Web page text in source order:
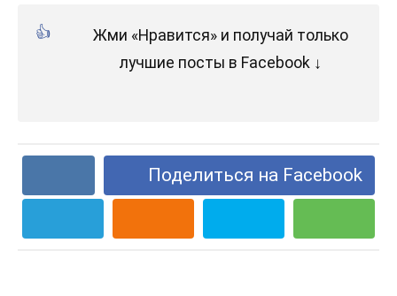
Жми «Нравится» и получай только
лучшие посты в Facebook ↓
Поделиться на Facebook